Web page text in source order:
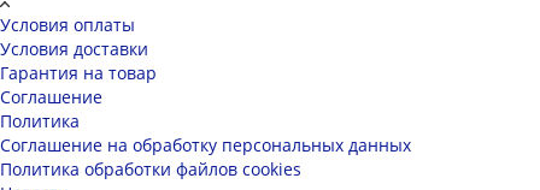
Условия оплаты
Условия доставки
Гарантия на товар
Соглашение
Политика
Соглашение на обработку персональных данных
Политика обработки файлов cookies